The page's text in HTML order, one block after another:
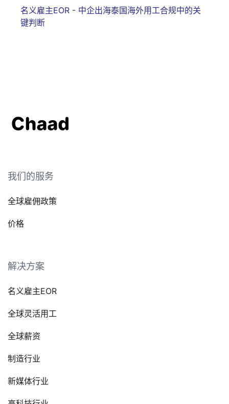
名义雇主EOR - 中企出海泰国海外用工合规中的关
键判断
我们的服务
全球雇佣政策
价格
解决方案
名义雇主EOR
全球灵活用工
全球薪资
制造行业
新媒体行业